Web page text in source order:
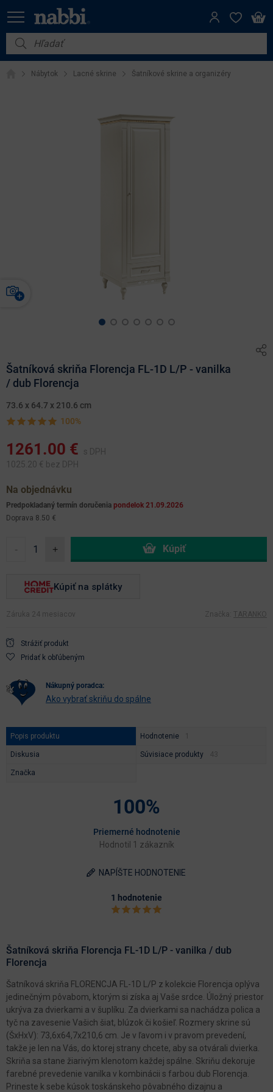
Nábytok
Vybavenie do domácnosti
Nábytok Lacné skrine Šatníkové skrine a organizéry
Šatníková skriňa Florencja FL-1D L/P - vanilka
/ dub Florencja
73.6 x 64.7 x 210.6 cm
100%
1261.00 €
s DPH
1025.20 € bez DPH
Na objednávku
Predpokladaný termín doručenia pondelok 21.09.2026
Doprava 8.50 €
- +
Kúpiť na splátky
Záruka 24 mesiacov Značka: TARANKO
Strážiť produkt
Pridať k obľúbeným
nákupný poradca:
Ako vybrať skriňu do spálne
Popis produktu Hodnotenie
Diskusia Súvisiace produkty
Značka
100%
Priemerné hodnotenie
Hodnotil 1 zákazník
NAPÍŠTE HODNOTENIE
1 hodnotenie
Šatníková skriňa Florencja FL-1D L/P - vanilka / dub
Florencja
Šatníková skriňa FLORENCJA FL-1D L/P z kolekcie Florencja oplýva
jedinečným pôvabom, ktorým si získa aj Vaše srdce. Úložný priestor
ukrýva za dvierkami a v šuplíku. Za dvierkami sa nachádza polica a
tyč na zavesenie Vašich šiat, blúzok či košieľ. Rozmery skrine sú
(ŠxHxV): 73,6x64,7x210,6 cm. Je v ľavom i v pravom prevedení,
takže je len na Vás, do ktorej strany chcete, aby sa otvárali dvierka.
Skriňa sa stane žiarivým klenotom každej spálne. Skriňu dekoruje
farebné prevedenie vanilka v kombinácii s farbou dub Florencja.
Prineste k sebe kúsok toskánskeho pôvabného dizajnu a